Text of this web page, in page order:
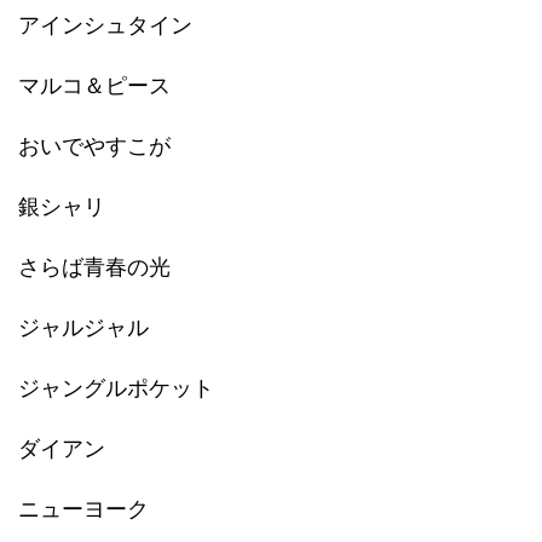
アインシュタイン
マルコ＆ピース
おいでやすこが
銀シャリ
さらば青春の光
ジャルジャル
ジャングルポケット
ダイアン
ニューヨーク